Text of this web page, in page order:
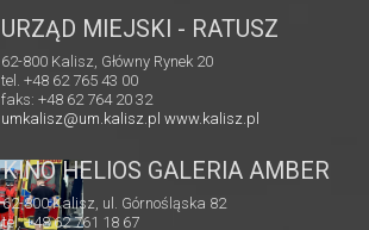
URZĄD MIEJSKI - RATUSZ
62-800 Kalisz, Główny Rynek 20
tel. +48 62 765 43 00
faks: +48 62 764 20 32
umkalisz@um.kalisz.plwww.kalisz.pl
KINO HELIOS GALERIA AMBER
62-800 Kalisz, ul. Górnośląska 82
tel. +48 62 761 18 67